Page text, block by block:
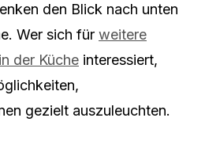
den Blick nach unten
Wer sich für weitere
der Küche interessiert,
gezielt auszuleuchten.